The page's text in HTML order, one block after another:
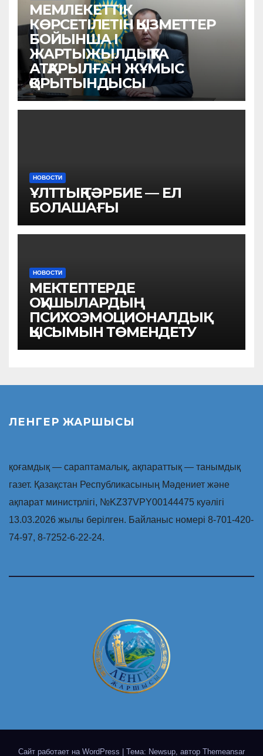
МЕМЛЕКЕТТІК
КӨРСЕТІЛЕТІН ҚЫЗМЕТТЕР
БОЙЫНША I
ЖАРТЫЖЫЛДЫҚТА
АТҚАРЫЛҒАН ЖҰМЫС
ҚОРЫТЫНДЫСЫ
НОВОСТИ
ҰЛТТЫҚ ТӘРБИЕ — ЕЛ
БОЛАШАҒЫ
НОВОСТИ
МЕКТЕПТЕРДЕ
ОҚУШЫЛАРДЫҢ
ПСИХОЭМОЦИОНАЛДЫҚ
ҚЫСЫМЫН ТӨМЕНДЕТУ
ЛЕНГЕР ЖАРШЫСЫ
қоғамдық — сараптамалық, ақпараттық — танымдық
газет. Қазақстан Республикасының Мәдениет және
ақпарат министрлігі, №KZ37VPY00144475 куәлігі
13.03.2026 жылы берілген. Байланыс номері 8-701-420-
74-97, 8-7252-6-22-24.
Сайт работает на WordPress Тема: Newsup, автор Themeansar